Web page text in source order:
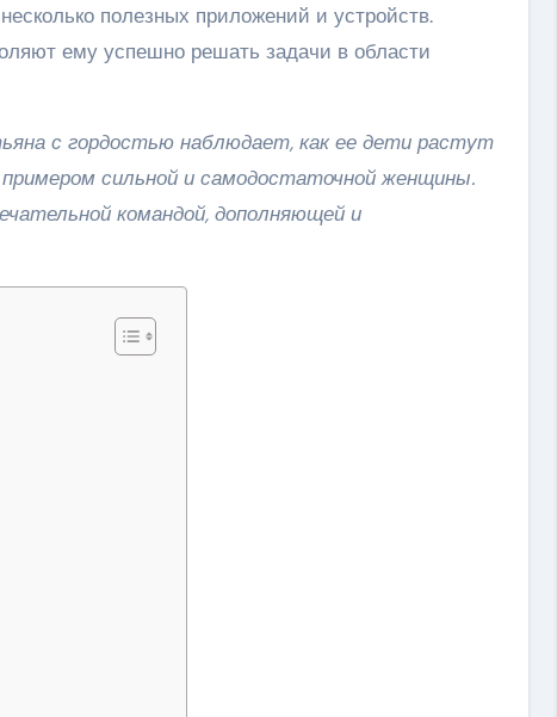
полезных приложений и устройств.
ему успешно решать задачи в области
с гордостью наблюдает, как ее дети растут
сильной и самодостаточной женщины.
командой, дополняющей и